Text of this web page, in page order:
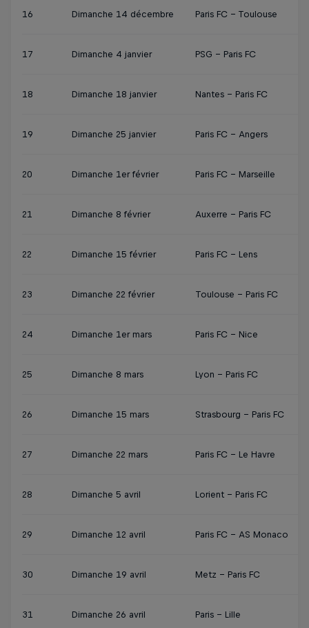
16 Dimanche 14 décembre Paris FC - Toulouse
17 Dimanche 4 janvier PSG - Paris FC
18 Dimanche 18 janvier Nantes - Paris FC
19 Dimanche 25 janvier Paris FC - Angers
20 Dimanche 1er février Paris FC - Marseille
21 Dimanche 8 février Auxerre - Paris FC
22 Dimanche 15 février Paris FC - Lens
23 Dimanche 22 février Toulouse - Paris FC
24 Dimanche 1er mars Paris FC - Nice
25 Dimanche 8 mars Lyon - Paris FC
26 Dimanche 15 mars Strasbourg - Paris FC
27 Dimanche 22 mars Paris FC - Le Havre
28 Dimanche 5 avril Lorient - Paris FC
29 Dimanche 12 avril Paris FC - AS Monaco
30 Dimanche 19 avril Metz - Paris FC
31 Dimanche 26 avril Paris - Lille